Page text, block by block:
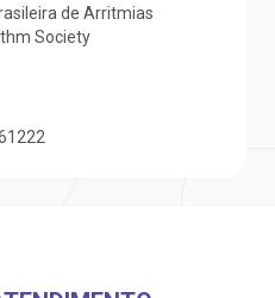
de Arritmias
Society